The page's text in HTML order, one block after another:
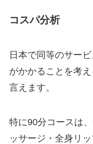
コスパ分析
日本で同等のサー
がかかることを考
言えます。
特に90分コースは
ッサージ・全身リ